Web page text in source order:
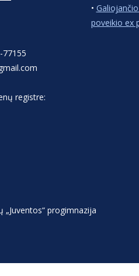
77155
registre:
•
poveikio ex
progimnazija